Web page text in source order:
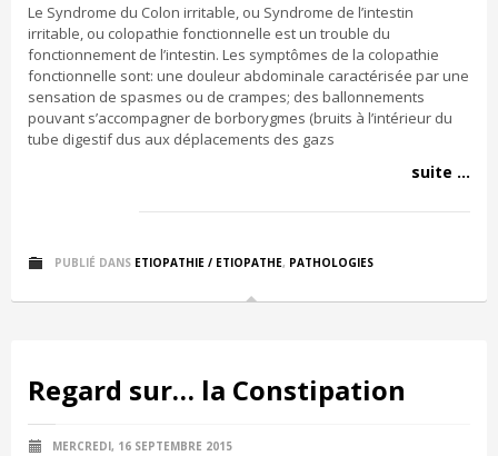
Le Syndrome du Colon irritable, ou Syndrome de l’intestin
irritable, ou colopathie fonctionnelle est un trouble du
fonctionnement de l’intestin. Les symptômes de la colopathie
fonctionnelle sont: une douleur abdominale caractérisée par une
sensation de spasmes ou de crampes; des ballonnements
pouvant s’accompagner de borborygmes (bruits à l’intérieur du
tube digestif dus aux déplacements des gazs
suite ...
PUBLIÉ DANS ETIOPATHIE / ETIOPATHE, PATHOLOGIES
Regard sur… la Constipation
MERCREDI, 16 SEPTEMBRE 2015